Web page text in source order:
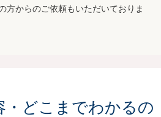
方からのご依頼もいただいておりま
・どこまでわかるの